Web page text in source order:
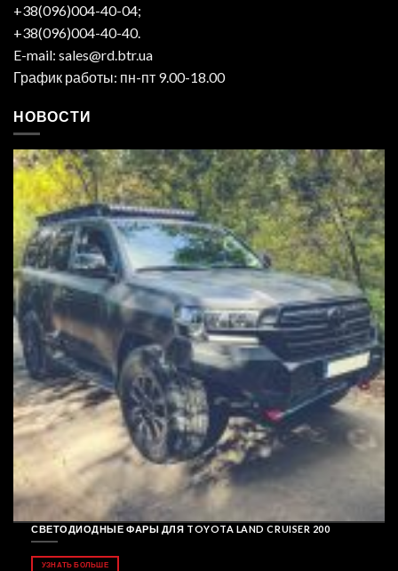
+38(096)004-40-04;
+38(096)004-40-40.
E-mail: sales@rd.btr.ua
График работы: пн-пт 9.00-18.00
НОВОСТИ
СВЕТОДИОДНЫЕ ФАРЫ ДЛЯ TOYOTA LAND CRUISER 200
УЗНАТЬ БОЛЬШЕ